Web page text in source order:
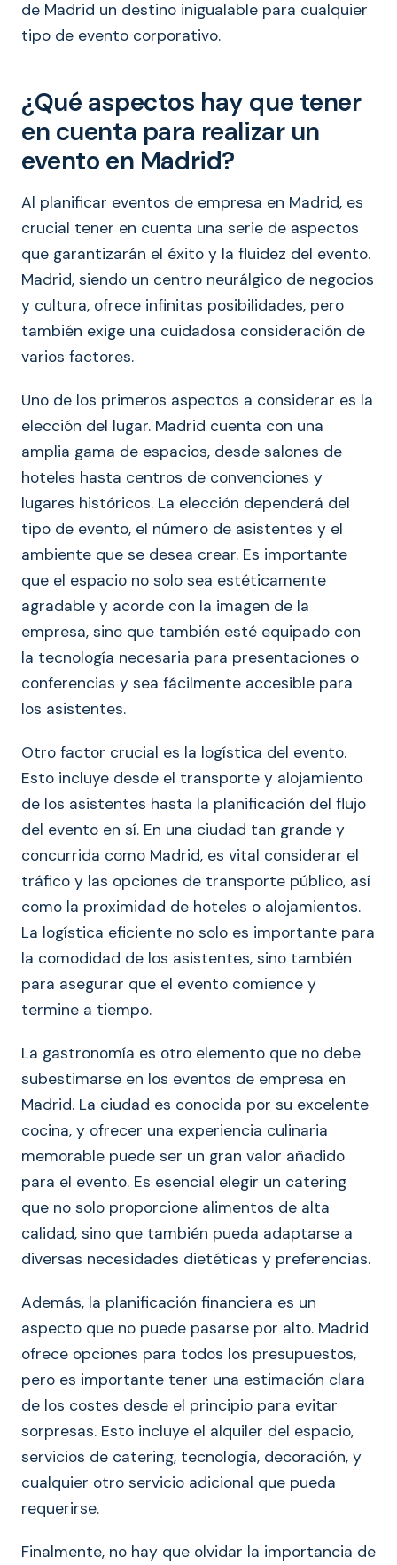
de Madrid un destino inigualable para cualquier
tipo de evento corporativo.
¿Qué aspectos hay que tener
en cuenta para realizar un
evento en Madrid?
Al planificar eventos de empresa en Madrid, es
crucial tener en cuenta una serie de aspectos
que garantizarán el éxito y la fluidez del evento.
Madrid, siendo un centro neurálgico de negocios
y cultura, ofrece infinitas posibilidades, pero
también exige una cuidadosa consideración de
varios factores.
Uno de los primeros aspectos a considerar es la
elección del lugar. Madrid cuenta con una
amplia gama de espacios, desde salones de
hoteles hasta centros de convenciones y
lugares históricos. La elección dependerá del
tipo de evento, el número de asistentes y el
ambiente que se desea crear. Es importante
que el espacio no solo sea estéticamente
agradable y acorde con la imagen de la
empresa, sino que también esté equipado con
la tecnología necesaria para presentaciones o
conferencias y sea fácilmente accesible para
los asistentes.
Otro factor crucial es la logística del evento.
Esto incluye desde el transporte y alojamiento
de los asistentes hasta la planificación del flujo
del evento en sí. En una ciudad tan grande y
concurrida como Madrid, es vital considerar el
tráfico y las opciones de transporte público, así
como la proximidad de hoteles o alojamientos.
La logística eficiente no solo es importante para
la comodidad de los asistentes, sino también
para asegurar que el evento comience y
termine a tiempo.
La gastronomía es otro elemento que no debe
subestimarse en los eventos de empresa en
Madrid. La ciudad es conocida por su excelente
cocina, y ofrecer una experiencia culinaria
memorable puede ser un gran valor añadido
para el evento. Es esencial elegir un catering
que no solo proporcione alimentos de alta
calidad, sino que también pueda adaptarse a
diversas necesidades dietéticas y preferencias.
Además, la planificación financiera es un
aspecto que no puede pasarse por alto. Madrid
ofrece opciones para todos los presupuestos,
pero es importante tener una estimación clara
de los costes desde el principio para evitar
sorpresas. Esto incluye el alquiler del espacio,
servicios de catering, tecnología, decoración, y
cualquier otro servicio adicional que pueda
requerirse.
Finalmente, no hay que olvidar la importancia de